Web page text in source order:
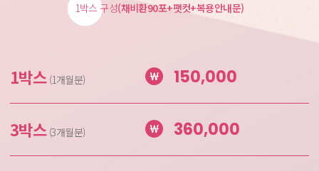
1박스 구성(채비환90포+팻컷+복용안내문)
1박스(1개월분) 150,000
3박스(3개월분) 360,000